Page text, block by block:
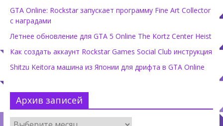
GTA Online: Rockstar запускает программу Fine Art Collector
с наградами
Летнее обновление для GTA 5 Online The Kortz Center Heist
Как создать аккаунт Rockstar Games Social Club инструкция
Shitzu Keitora машина из Японии для дрифта в GTA Online
Архив записей